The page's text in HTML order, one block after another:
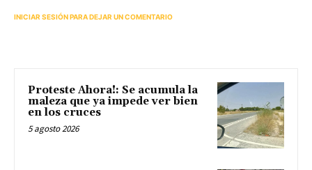
INICIAR SESIÓN PARA DEJAR UN COMENTARIO
Proteste Ahora!: Se acumula la
maleza que ya impede ver bien
en los cruces
5 agosto 2026